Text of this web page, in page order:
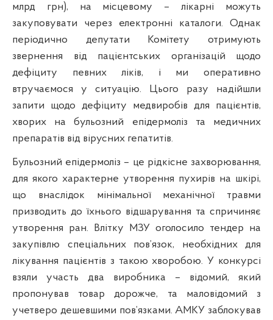
млрд грн), на місцевому – лікарні можуть
закуповувати через електронні каталоги. Однак
періодично депутати Комітету отримують
звернення від пацієнтських організацій щодо
дефіциту певних ліків, і ми оперативно
втручаємося у ситуацію. Цього разу надійшли
запити щодо дефіциту медвиробів для пацієнтів,
хворих на бульозний епідермоліз та медичних
препаратів від вірусних гепатитів.
Бульозний епідермоліз – це рідкісне захворювання,
для якого характерне утворення пухирів на шкірі,
що внаслідок мінімальної механічної травми
призводить до їхнього відшарування та спричиняє
утворення ран. Влітку МЗУ оголосило тендер на
закупівлю спеціальних пов’язок, необхідних для
лікування пацієнтів з такою хворобою. У конкурсі
взяли участь два виробника – відомий, який
пропонував товар дорожче, та маловідомий з
учетверо дешевшими пов’язками. АМКУ заблокував